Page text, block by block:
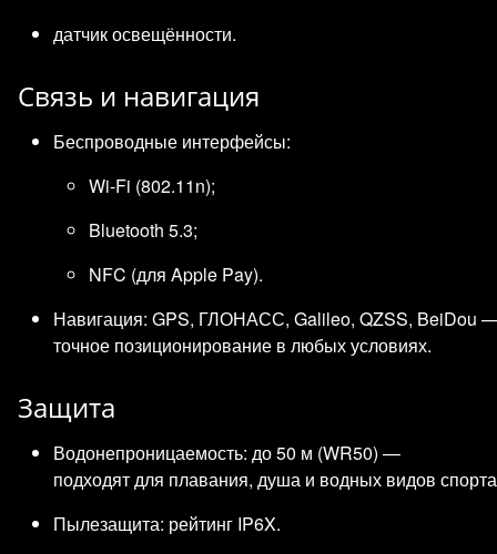
датчик освещённости.
Связь и навигация
Беспроводные интерфейсы:
Wi‑Fi (802.11n);
Bluetooth 5.3;
NFC (для Apple Pay).
Навигация: GPS, ГЛОНАСС, Galileo, QZSS, BeiDou
точное позиционирование в любых условиях.
Защита
Водонепроницаемость: до 50 м (WR50) —
подходят для плавания, душа и водных видов
Пылезащита: рейтинг IP6X.